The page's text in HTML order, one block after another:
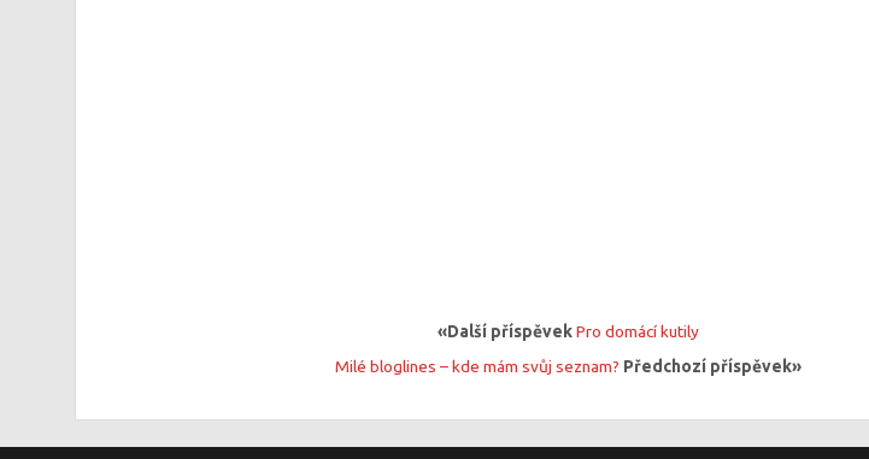
«Další příspěvekPro domácí kutily
Milé bloglines – kde mám svůj seznam? Předchozí příspěvek»